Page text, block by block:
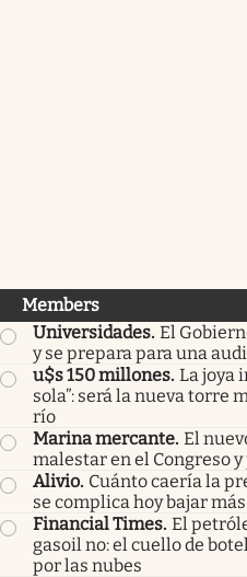
Members
Universidades. El
y se prepara para una
u$s 150 millones. La joya
sola”: será la nueva torre
río
Marina mercante. El
malestar en el Congreso
Alivio. Cuánto caería la
se complica hoy bajar
Financial Times. El
gasoil no: el cuello de
por las nubes